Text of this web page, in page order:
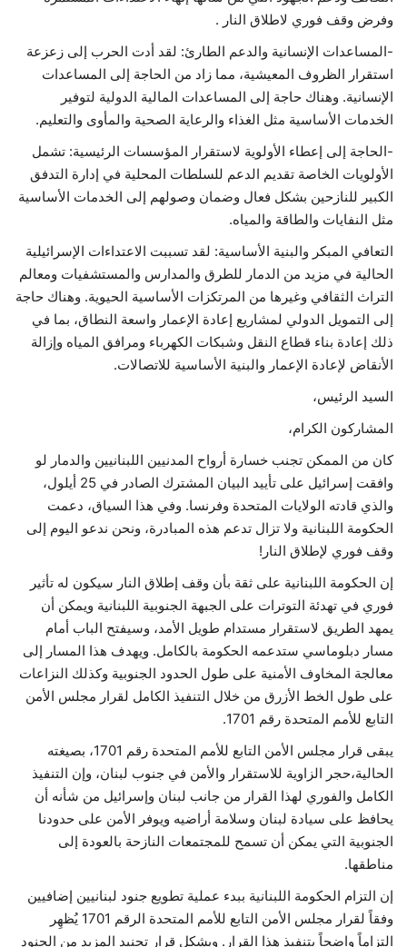
وفرض وقف فوري لاطلاق النار .
-المساعدات الإنسانية والدعم الطارئ: لقد أدت الحرب إلى زعزعة
استقرار الظروف المعيشية، مما زاد من الحاجة إلى المساعدات
الإنسانية. وهناك حاجة إلى المساعدات المالية الدولية لتوفير
الخدمات الأساسية مثل الغذاء والرعاية الصحية والمأوى والتعليم.
-الحاجة إلى إعطاء الأولوية لاستقرار المؤسسات الرئيسية: تشمل
الأولويات الخاصة تقديم الدعم للسلطات المحلية في إدارة التدفق
الكبير للنازحين بشكل فعال وضمان وصولهم إلى الخدمات الأساسية
مثل النفايات والطاقة والمياه.
التعافي المبكر والبنية الأساسية: لقد تسببت الاعتداءات الإسرائيلية
الحالية في مزيد من الدمار للطرق والمدارس والمستشفيات ومعالم
التراث الثقافي وغيرها من المرتكزات الأساسية الحيوية. وهناك حاجة
إلى التمويل الدولي لمشاريع إعادة الإعمار واسعة النطاق، بما في
ذلك إعادة بناء قطاع النقل وشبكات الكهرباء ومرافق المياه وإزالة
الأنقاض لإعادة الإعمار والبنية الأساسية للاتصالات.
السيد الرئيس،
المشاركون الكرام،
كان من الممكن تجنب خسارة أرواح المدنيين اللبنانيين والدمار لو
وافقت إسرائيل على تأييد البيان المشترك الصادر في 25 أيلول،
والذي قادته الولايات المتحدة وفرنسا. وفي هذا السياق، دعمت
الحكومة اللبنانية ولا تزال تدعم هذه المبادرة، ونحن ندعو اليوم إلى
وقف فوري لإطلاق النار!
إن الحكومة اللبنانية على ثقة بأن وقف إطلاق النار سيكون له تأثير
فوري في تهدئة التوترات على الجبهة الجنوبية اللبنانية ويمكن أن
يمهد الطريق لاستقرار مستدام طويل الأمد، وسيفتح الباب أمام
مسار دبلوماسي ستدعمه الحكومة بالكامل. ويهدف هذا المسار إلى
معالجة المخاوف الأمنية على طول الحدود الجنوبية وكذلك النزاعات
على طول الخط الأزرق من خلال التنفيذ الكامل لقرار مجلس الأمن
التابع للأمم المتحدة رقم 1701.
يبقى قرار مجلس الأمن التابع للأمم المتحدة رقم 1701، بصيغته
الحالية،حجر الزاوية للاستقرار والأمن في جنوب لبنان، وإن التنفيذ
الكامل والفوري لهذا القرار من جانب لبنان وإسرائيل من شأنه أن
يحافظ على سيادة لبنان وسلامة أراضيه ويوفر الأمن على حدودنا
الجنوبية التي يمكن أن تسمح للمجتمعات النازحة بالعودة إلى
مناطقها.
إن التزام الحكومة اللبنانية ببدء عملية تطويع جنود لبنانيين إضافيين
وفقاً لقرار مجلس الأمن التابع للأمم المتحدة الرقم 1701 يُظهِر
التزاماً واضحاً بتنفيذ هذا القرار. ويشكل قرار تجنيد المزيد من الجنود